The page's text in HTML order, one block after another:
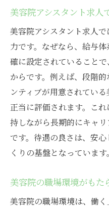
美容院アシスタント求人
美容院アシスタント求人
力です。なぜなら、給与
確に設定されていること
からです。例えば、段階
ンティブが用意されてい
正当に評価されます。こ
持しながら長期的にキャ
です。待遇の良さは、安
くりの基盤となっています。
美容院の職場環境がもた
美容院の職場環境は、働く